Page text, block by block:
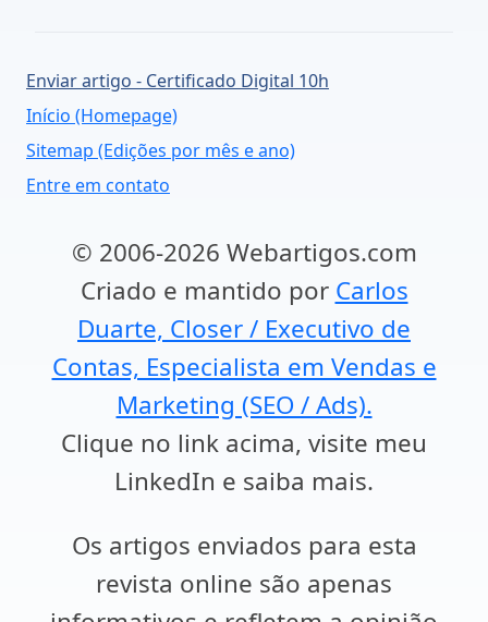
Enviar artigo - Certificado Digital 10h
Início (Homepage)
Sitemap (Edições por mês e ano)
Entre em contato
© 2006-2026 Webartigos.com
Criado e mantido por Carlos
Duarte, Closer / Executivo de
Contas, Especialista em Vendas e
Marketing (SEO / Ads).
Clique no link acima, visite meu
LinkedIn e saiba mais.
Os artigos enviados para esta
revista online são apenas